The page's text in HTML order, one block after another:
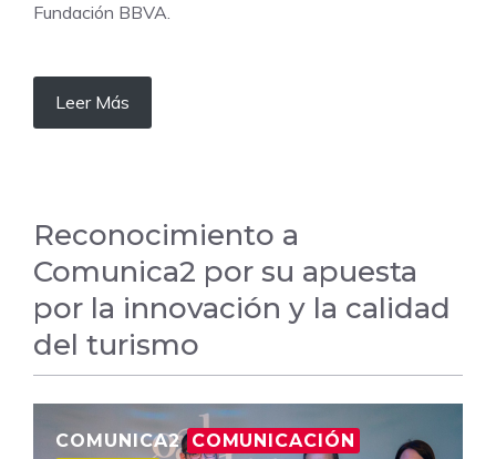
Fundación BBVA.
Leer Más
Reconocimiento a
Comunica2 por su apuesta
por la innovación y la calidad
del turismo
COMUNICA2 COMUNICACIÓN